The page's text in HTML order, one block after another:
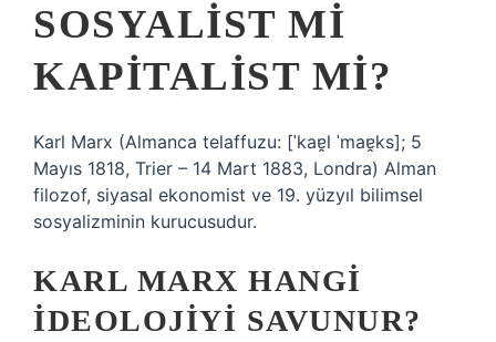
SOSYALIST MI
KAPITALIST MI?
Karl Marx (Almanca telaffuzu: [ˈkaɐ̯l ˈmaɐ̯ks]; 5
Mayıs 1818, Trier – 14 Mart 1883, Londra) Alman
filozof, siyasal ekonomist ve 19. yüzyıl bilimsel
sosyalizminin kurucusudur.
KARL MARX HANGI
IDEOLOJIYI SAVUNUR?